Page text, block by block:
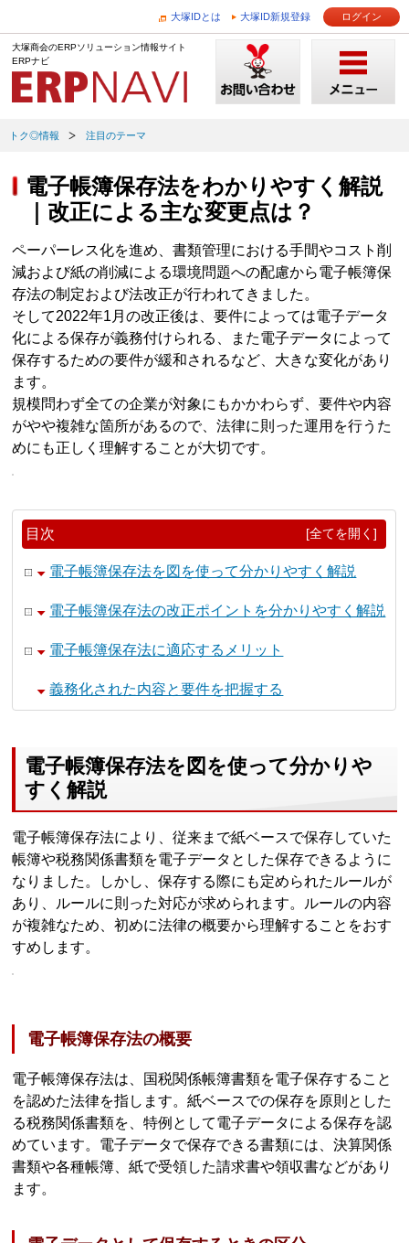
大塚IDとは 大塚ID新規登録 ログイン
大塚商会のERPソリューション情報サイト
ERPナビ
トク◎情報 注目のテーマ
電子帳簿保存法をわかりやすく解説
｜改正による主な変更点は？
ペーパーレス化を進め、書類管理における手間やコスト削
減および紙の削減による環境問題への配慮から電子帳簿保
存法の制定および法改正が行われてきました。
そして2022年1月の改正後は、要件によっては電子データ
化による保存が義務付けられる、また電子データによって
保存するための要件が緩和されるなど、大きな変化があり
ます。
規模問わず全ての企業が対象にもかかわらず、要件や内容
がやや複雑な箇所があるので、法律に則った運用を行うた
めにも正しく理解することが大切です。
目次 [全てを開く]
電子帳簿保存法を図を使って分かりやすく解説
電子帳簿保存法の改正ポイントを分かりやすく解説
電子帳簿保存法に適応するメリット
義務化された内容と要件を把握する
電子帳簿保存法を図を使って分かりや
すく解説
電子帳簿保存法により、従来まで紙ベースで保存していた
帳簿や税務関係書類を電子データとした保存できるように
なりました。しかし、保存する際にも定められたルールが
あり、ルールに則った対応が求められます。ルールの内容
が複雑なため、初めに法律の概要から理解することをおす
すめします。
電子帳簿保存法の概要
電子帳簿保存法は、国税関係帳簿書類を電子保存すること
を認めた法律を指します。紙ベースでの保存を原則とした
る税務関係書類を、特例として電子データによる保存を認
めています。電子データで保存できる書類には、決算関係
書類や各種帳簿、紙で受領した請求書や領収書などがあり
ます。